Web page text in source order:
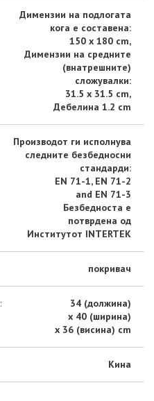
Димензии на подлогата
кога е составена:
150 x 180 cm,
Димензии на средните
(внатрешните)
сложувалки:
31.5 x 31.5 cm,
Дебелина 1.2 cm
Производот ги исполнува
следните безбедносни
стандарди:
EN 71-1, EN 71-2
and EN 71-3
Безбедноста е
потврдена од
Институтот INTERTEK
покривач
34 (должина)
x 40 (ширина)
x 36 (висина) cm
Кина